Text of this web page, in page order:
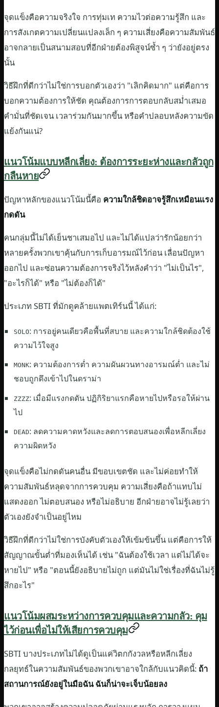
จุดแข็งคือความจริงใจ การทุ่มเท ความไวต่อความรู้สึก และ
การสังเกตความเปลี่ยนแปลงเล็ก ๆ ความเสี่ยงคือความสัมพันธ์
อาจกลายเป็นสนามสอบที่อีกฝ่ายต้องพิสูจน์ซ้ำ ๆ ว่ายังอยู่ตรง
นั้น
วิธีฝึกที่ดีกว่าไม่ใช่การบอกตัวเองว่า "เลิกคิดมาก" แต่คือการ
บอกความต้องการให้ชัด คุณต้องการการตอบกลับสม่ำเสมอ
คำมั่นที่ชัดเจน เวลาร่วมกันมากขึ้น หรือคำปลอบหลังความขัด
แย้งกันแน่?
แนวโน้มแบบหลีกเลี่ยง: ต้องการระยะห่างและกลัวถูก
กลืนหาย
ปัญหาหลักของแนวโน้มนี้คือ ความใกล้ชิดอาจรู้สึกเหมือนแรง
กดดัน
คนกลุ่มนี้ไม่ได้เย็นชาเสมอไป และไม่ได้แปลว่ารักน้อยกว่า
หลายครั้งพวกเขาคุ้นกับการเก็บอารมณ์ไว้ก่อน เลื่อนปัญหา
ออกไป และซ่อนความต้องการจริงไว้หลังคำว่า "ไม่เป็นไร",
"อะไรก็ได้" หรือ "ไม่ต้องก็ได้"
ประเภท SBTI ที่มักดูคล้ายแพตเทิร์นนี้ ได้แก่:
SOLO: การอยู่คนเดียวคือพื้นที่สบาย และความใกล้ชิดต้องใช้
ความไว้ใจสูง
MONK: ความต้องการต่ำ ความผันผวนทางอารมณ์ต่ำ และไม่
ชอบถูกดึงเข้าไปในดราม่า
ZZZZ: เมื่อมีแรงกดดัน ปฏิกิริยาแรกคือหายไปหรือรอให้ผ่าน
ไป
DEAD: ลดความคาดหวังและลดการตอบสนองเพื่อหลีกเลี่ยง
ความผิดหวัง
จุดแข็งคือไม่กดดันคนอื่น มีขอบเขตชัด และไม่ค่อยทำให้
ความสัมพันธ์หลุดจากการควบคุม ความเสี่ยงคือถ้าแทบไม่
แสดงออก ไม่ตอบสนอง หรือไม่อธิบาย อีกฝ่ายอาจไม่รู้เลยว่า
ตัวเองยังจำเป็นอยู่ไหม
วิธีฝึกที่ดีกว่าไม่ใช่การบังคับตัวเองให้เข้มข้นขึ้น แต่คือการให้
สัญญาณขั้นต่ำที่มองเห็นได้ เช่น "ฉันต้องใช้เวลา แต่ไม่ได้จะ
หายไป" หรือ "ตอนนี้ยังอธิบายไม่ถูก แต่มันไม่ใช่เรื่องที่ฉันไม่รู้
สึกอะไร"
แนวโน้มผสมระหว่างการควบคุมและความกลัว: คุม
ไว้ก่อนเพื่อไม่ให้เสียการควบคุม
SBTI บางประเภทไม่ได้ดูเป็นแค่วิตกกังวลหรือหลีกเลี่ยง
กลยุทธ์ในความสัมพันธ์ของพวกเขาอาจใกล้กับแนวคิดนี้: ถ้า
สถานการณ์ยังอยู่ในมือฉัน ฉันก็น่าจะเจ็บน้อยลง